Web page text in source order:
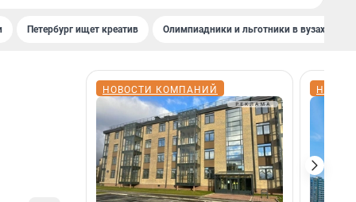
Петербург ищет креатив Олимпиадники и льготники в вузах СПб
НОВОСТИ КОМПАНИЙ